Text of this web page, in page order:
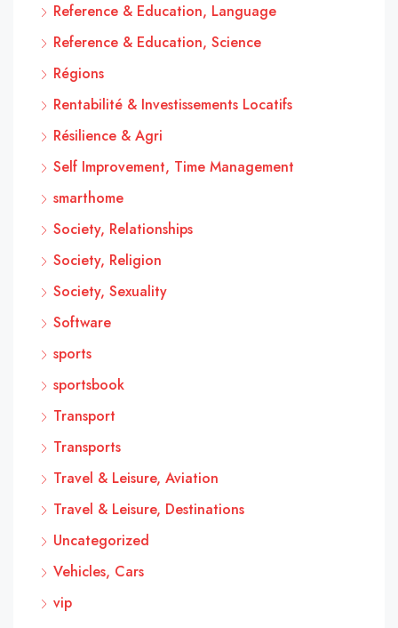
Reference & Education, Language
Reference & Education, Science
Régions
Rentabilité & Investissements Locatifs
Résilience & Agri
Self Improvement, Time Management
smarthome
Society, Relationships
Society, Religion
Society, Sexuality
Software
sports
sportsbook
Transport
Transports
Travel & Leisure, Aviation
Travel & Leisure, Destinations
Uncategorized
Vehicles, Cars
vip